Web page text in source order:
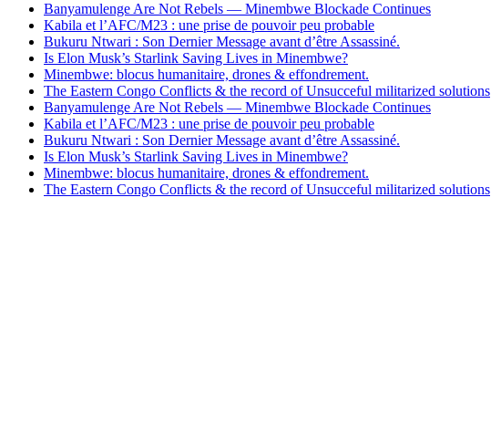
Banyamulenge Are Not Rebels — Minembwe Blockade Continues
Kabila et l’AFC/M23 : une prise de pouvoir peu probable
Bukuru Ntwari : Son Dernier Message avant d’être Assassiné.
Is Elon Musk’s Starlink Saving Lives in Minembwe?
Minembwe: blocus humanitaire, drones & effondrement.
The Eastern Congo Conflicts & the record of Unsucceful militarized solutions
Banyamulenge Are Not Rebels — Minembwe Blockade Continues
Kabila et l’AFC/M23 : une prise de pouvoir peu probable
Bukuru Ntwari : Son Dernier Message avant d’être Assassiné.
Is Elon Musk’s Starlink Saving Lives in Minembwe?
Minembwe: blocus humanitaire, drones & effondrement.
The Eastern Congo Conflicts & the record of Unsucceful militarized solutions